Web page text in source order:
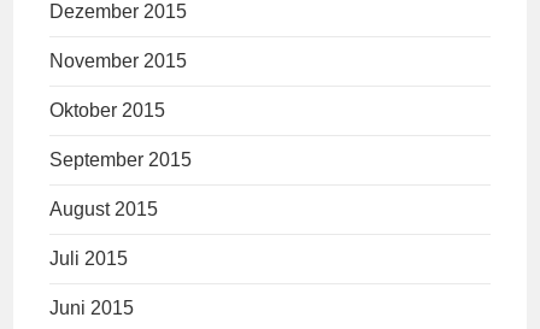
Dezember 2015
November 2015
Oktober 2015
September 2015
August 2015
Juli 2015
Juni 2015